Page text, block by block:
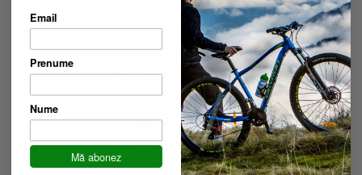
Email
Prenume
Nume
Mă abonez